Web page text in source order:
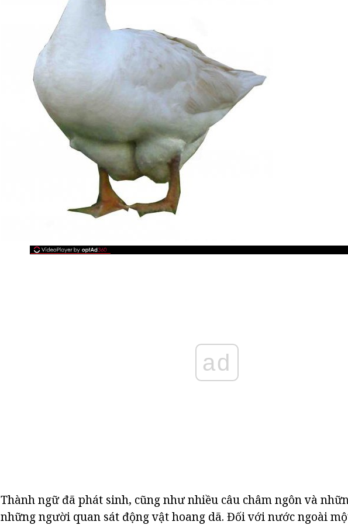
ad
Thành ngữ đã phát sinh, cũng như nhiều câu châm ngôn và
những người quan sát động vật hoang dã. Đối với nước ngoài